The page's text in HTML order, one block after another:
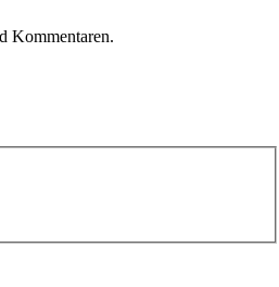
Kommentaren.